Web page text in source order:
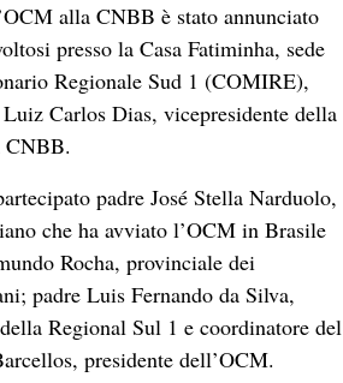
alla CNBB è stato annunciato
presso la Casa Fatiminha, sede
Regionale Sud 1 (COMIRE),
Carlos Dias, vicepresidente della
CNBB.
padre José Stella Narduolo,
che ha avviato l’OCM in Brasile
Rocha, provinciale dei
padre Luis Fernando da Silva,
Regional Sul 1 e coordinatore del
presidente dell’OCM.